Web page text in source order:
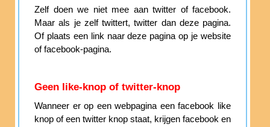
Zelf doen we niet mee aan twitter of facebook.
Maar als je zelf twittert, twitter dan deze pagina.
Of plaats een link naar deze pagina op je website
of facebook-pagina.
Geen like-knop of twitter-knop
Wanneer er op een webpagina een facebook like
knop of een twitter knop staat, krijgen facebook en